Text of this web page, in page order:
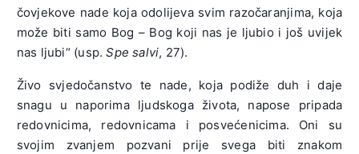
čovjekove nade koja odolijeva svim razočaranjima, koja
može biti samo Bog – Bog koji nas je ljubio i još uvijek
nas ljubi“ (usp.Spe salvi, 27).
Živo svjedočanstvo te nade, koja podiže duh i daje
snagu u naporima ljudskoga života, napose pripada
redovnicima, redovnicama i posvećenicima. Oni su
svojim zvanjem pozvani prije svega biti znakom